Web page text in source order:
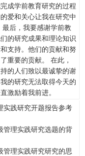
成学前教育研究的过程
爱和关心让我在研究中
后，我要感谢学前教
的研究成果和理论知识
支持。他们的贡献和努
重要的贡献。 在此，
的人们致以最诚挚的谢
的研究无法取得今天的
激励着我前进。
践研究开题报告参考
理实践研究选题的背
理实践研究研究的思